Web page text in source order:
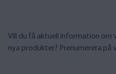
Vill du få aktuell information om
nya produkter? Prenumerera på